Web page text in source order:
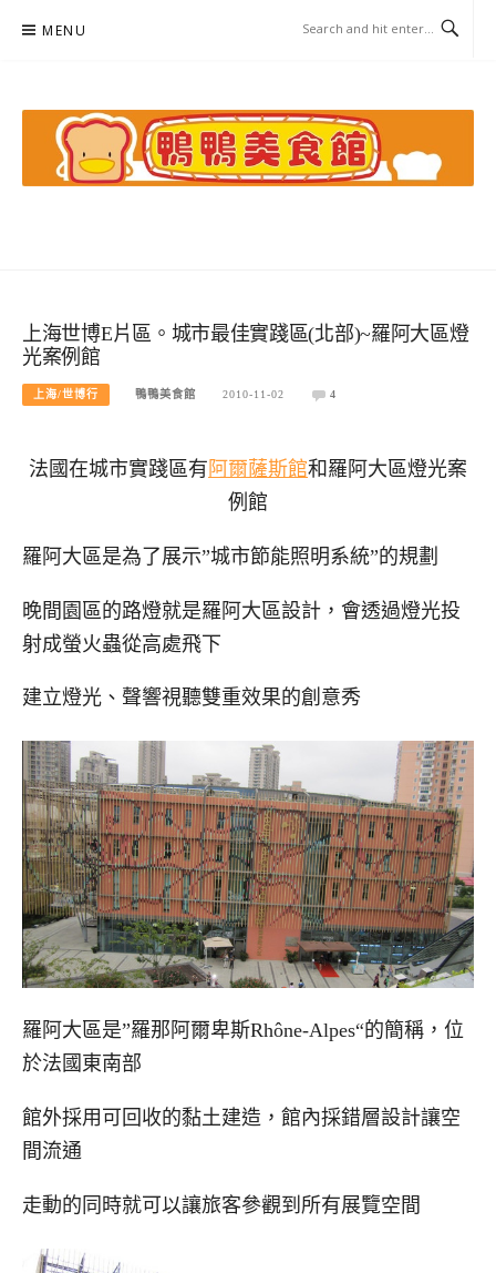
MENU
上海世博E片區。城市最佳實踐區(北部)~羅阿大區燈
光案例館
上海/世博行 鴨鴨美食館 2010-11-02 4
法國在城市實踐區有 阿爾薩斯館和羅阿大區燈光案
例館
羅阿大區是為了展示”城市節能照明系統”的規劃
晚間園區的路燈就是羅阿大區設計，會透過燈光投
射成螢火蟲從高處飛下
建立燈光、聲響視聽雙重效果的創意秀
羅阿大區是”羅那阿爾卑斯Rhône-Alpes“的簡稱，位
於法國東南部
館外採用可回收的黏土建造，館內採錯層設計讓空
間流通
走動的同時就可以讓旅客參觀到所有展覽空間